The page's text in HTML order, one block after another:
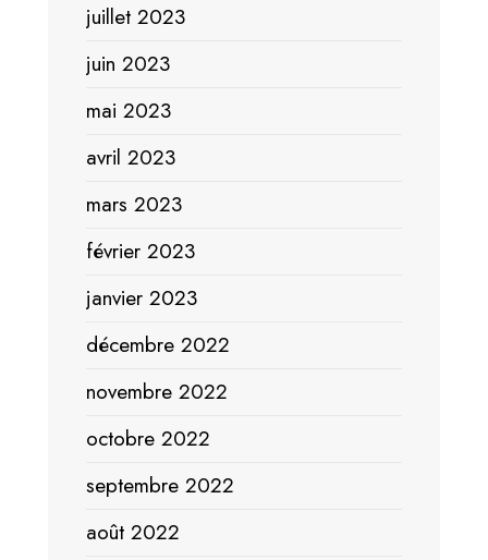
juillet 2023
juin 2023
mai 2023
avril 2023
mars 2023
février 2023
janvier 2023
décembre 2022
novembre 2022
octobre 2022
septembre 2022
août 2022